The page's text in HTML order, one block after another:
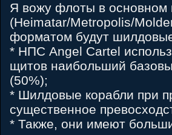
Я вожу флоты в основном
(Heimatar/Metropolis/
форматом будут
* НПС Angel Cartel
щитов наибольший
(50%);
* Шилдовые корабли при
существенное
* Также, они имеют